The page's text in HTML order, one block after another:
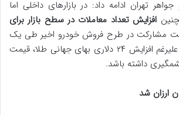
تهران ادامه داد: در بازارهای داخلی اما
افزایش تعداد معاملات در سطح بازار برای
مشارکت در طرح فروش خودرو اخیر طی یک
هفته اخیر، سبب شد علیرغم افزایش ٢۴ دلاری بهای جهانی طلا، قیمت
داشته باشد.